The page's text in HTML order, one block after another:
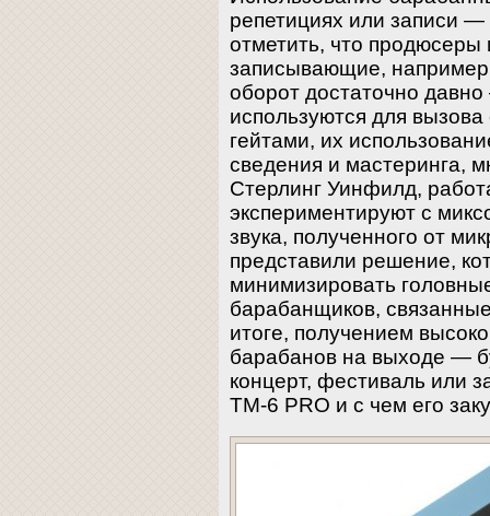
репетициях или записи
отметить, что
записывающие,
оборот достаточно
используются для
гейтами, их
сведения и мастеринга,
Стерлинг Уинфилд,
экспериментируют с
звука, полученного от
представили решение,
минимизировать
барабанщиков,
итоге, получением
барабанов на выходе —
концерт, фестиваль или
TM-6 PRO и с чем его